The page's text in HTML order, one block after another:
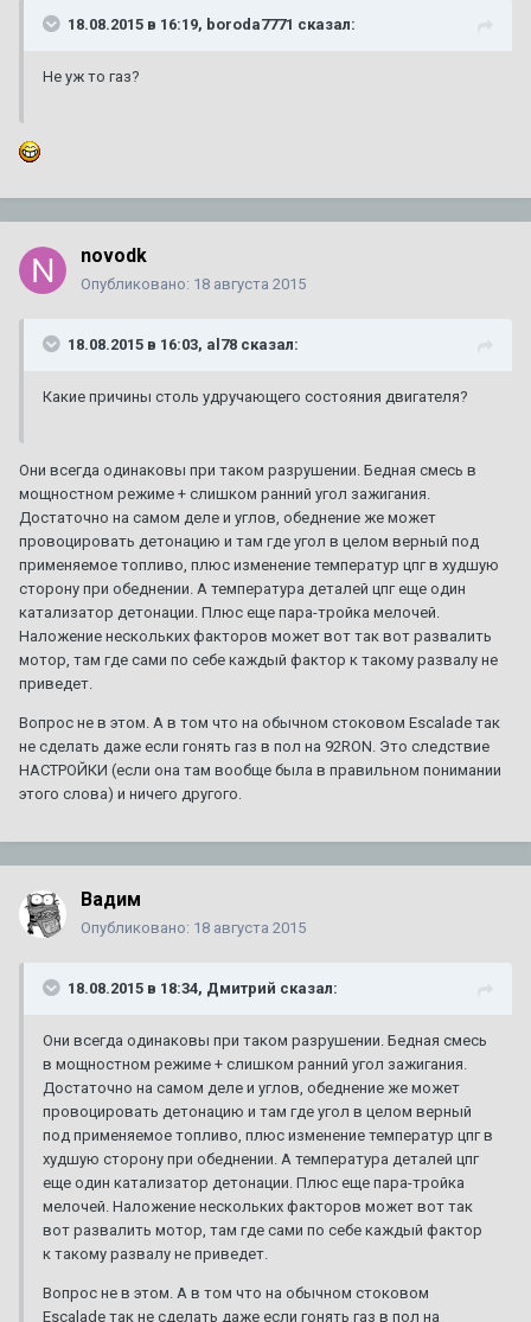
18.08.2015 в 16:19, boroda7771 сказал:
Не уж то газ?
novodk
Опубликовано: 18 августа 2015
18.08.2015 в 16:03, al78 сказал:
Какие причины столь удручающего состояния двигателя?
Они всегда одинаковы при таком разрушении. Бедная смесь в
мощностном режиме + слишком ранний угол зажигания.
Достаточно на самом деле и углов, обеднение же может
провоцировать детонацию и там где угол в целом верный под
применяемое топливо, плюс изменение температур цпг в худшую
сторону при обеднении. А температура деталей цпг еще один
катализатор детонации. Плюс еще пара-тройка мелочей.
Наложение нескольких факторов может вот так вот развалить
мотор, там где сами по себе каждый фактор к такому развалу не
приведет.
Вопрос не в этом. А в том что на обычном стоковом Escalade так
не сделать даже если гонять газ в пол на 92RON. Это следствие
НАСТРОЙКИ (если она там вообще была в правильном понимании
этого слова) и ничего другого.
Вадим
Опубликовано: 18 августа 2015
18.08.2015 в 18:34, Дмитрий сказал:
Они всегда одинаковы при таком разрушении. Бедная смесь
в мощностном режиме + слишком ранний угол зажигания.
Достаточно на самом деле и углов, обеднение же может
провоцировать детонацию и там где угол в целом верный
под применяемое топливо, плюс изменение температур цпг в
худшую сторону при обеднении. А температура деталей цпг
еще один катализатор детонации. Плюс еще пара-тройка
мелочей. Наложение нескольких факторов может вот так
вот развалить мотор, там где сами по себе каждый фактор
к такому развалу не приведет.
Вопрос не в этом. А в том что на обычном стоковом
Escalade так не сделать даже если гонять газ в пол на